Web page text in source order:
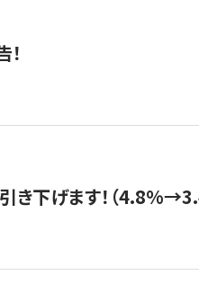
き下げます！（